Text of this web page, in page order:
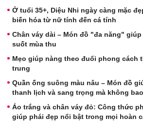
Ở tuổi 35+, Diệu Nhi ngày càng mặc
biến hóa từ nữ tính đến cá tính
Chân váy dài – Món đồ "đa năng"
suốt mùa thu
Mẹo giúp nàng theo đuổi phong cách
trung
Quần ống suông màu nâu – Món đồ
thanh lịch và sang trọng mà không
Áo trắng và chân váy đỏ: Công thức
giúp phái đẹp nổi bật trong mọi hoàn